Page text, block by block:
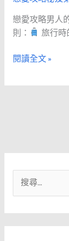
戀愛攻略男人
則：
旅行
戀
愛
勝
經
《第
七
則：
旅
行
閱讀全文 »
尋
關